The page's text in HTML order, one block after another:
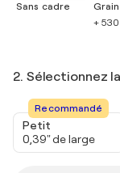
Sans cadre
+ 530
2. Sélectionnez
Recommandé
Petit
0,39" de large